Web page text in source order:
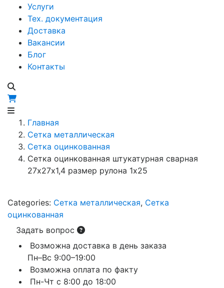
Услуги
Тех. документация
Доставка
Вакансии
Блог
Контакты
Главная
Сетка металлическая
Сетка оцинкованная
Сетка оцинкованная штукатурная сварная
27х27х1,4 размер рулона 1х25
Categories: Сетка металлическая, Сетка
оцинкованная
Задать вопрос
Возможна доставка в день заказа
Пн–Вс 9:00–19:00
Возможна оплата по факту
Пн-Чт с 8:00 до 18:00